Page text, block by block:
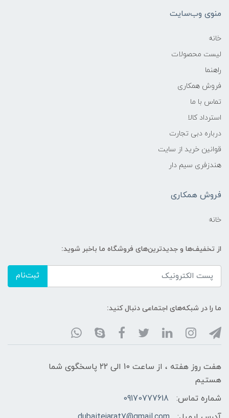
منوی وب‌سایت
خانه
لیست محصولات
راهنما
فروش همکاری
تماس با ما
استرداد کالا
درباره دبی تجارت
قوانین خرید از سایت
هندزفری سیم دار
فروش همکاری
خانه
از تخفیف‌ها و جدیدترین‌های فروشگاه ما باخبر شوید:
ثبت‌نام
ما را در شبکه‌های اجتماعی دنبال کنید:
هفت روز هفته ، از ساعت 10 الی 22 پاسخگوی شما
هستیم
شماره تماس:
09170777618